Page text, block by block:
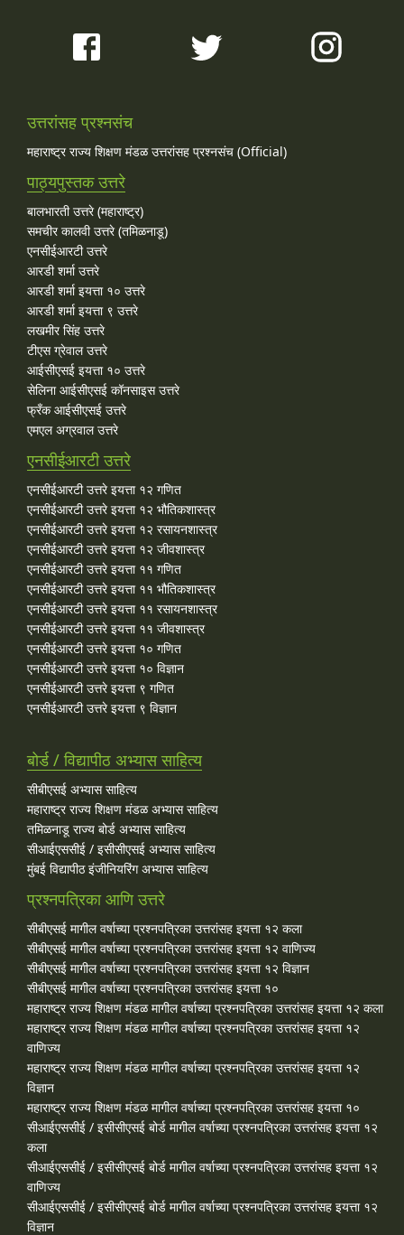
उत्तरांसह प्रश्नसंच
महाराष्ट्र राज्य शिक्षण मंडळ उत्तरांसह प्रश्नसंच (Official)
पाठ्यपुस्तक उत्तरे
बालभारती उत्तरे (महाराष्ट्र)
समचीर कालवी उत्तरे (तमिळनाडू)
एनसीईआरटी उत्तरे
आरडी शर्मा उत्तरे
आरडी शर्मा इयत्ता १० उत्तरे
आरडी शर्मा इयत्ता ९ उत्तरे
लखमीर सिंह उत्तरे
टीएस ग्रेवाल उत्तरे
आईसीएसई इयत्ता १० उत्तरे
सेलिना आईसीएसई कॉनसाइस उत्तरे
फ्रँक आईसीएसई उत्तरे
एमएल अग्रवाल उत्तरे
एनसीईआरटी उत्तरे
एनसीईआरटी उत्तरे इयत्ता १२ गणित
एनसीईआरटी उत्तरे इयत्ता १२ भौतिकशास्त्र
एनसीईआरटी उत्तरे इयत्ता १२ रसायनशास्त्र
एनसीईआरटी उत्तरे इयत्ता १२ जीवशास्त्र
एनसीईआरटी उत्तरे इयत्ता ११ गणित
एनसीईआरटी उत्तरे इयत्ता ११ भौतिकशास्त्र
एनसीईआरटी उत्तरे इयत्ता ११ रसायनशास्त्र
एनसीईआरटी उत्तरे इयत्ता ११ जीवशास्त्र
एनसीईआरटी उत्तरे इयत्ता १० गणित
एनसीईआरटी उत्तरे इयत्ता १० विज्ञान
एनसीईआरटी उत्तरे इयत्ता ९ गणित
एनसीईआरटी उत्तरे इयत्ता ९ विज्ञान
बोर्ड / विद्यापीठ अभ्यास साहित्य
सीबीएसई अभ्यास साहित्य
महाराष्ट्र राज्य शिक्षण मंडळ अभ्यास साहित्य
तमिळनाडू राज्य बोर्ड अभ्यास साहित्य
सीआईएससीई / इसीसीएसई अभ्यास साहित्य
मुंबई विद्यापीठ इंजीनियरिंग अभ्यास साहित्य
प्रश्नपत्रिका आणि उत्तरे
सीबीएसई मागील वर्षाच्या प्रश्‍नपत्रिका उत्तरांसह इयत्ता १२ कला
सीबीएसई मागील वर्षाच्या प्रश्‍नपत्रिका उत्तरांसह इयत्ता १२ वाणिज्य
सीबीएसई मागील वर्षाच्या प्रश्‍नपत्रिका उत्तरांसह इयत्ता १२ विज्ञान
सीबीएसई मागील वर्षाच्या प्रश्‍नपत्रिका उत्तरांसह इयत्ता १०
महाराष्ट्र राज्य शिक्षण मंडळ मागील वर्षाच्या प्रश्‍नपत्रिका उत्तरांसह इयत्ता १२ कला
महाराष्ट्र राज्य शिक्षण मंडळ मागील वर्षाच्या प्रश्‍नपत्रिका उत्तरांसह इयत्ता १२
वाणिज्य
महाराष्ट्र राज्य शिक्षण मंडळ मागील वर्षाच्या प्रश्‍नपत्रिका उत्तरांसह इयत्ता १२
विज्ञान
महाराष्ट्र राज्य शिक्षण मंडळ मागील वर्षाच्या प्रश्‍नपत्रिका उत्तरांसह इयत्ता १०
सीआईएससीई / इसीसीएसई बोर्ड मागील वर्षाच्या प्रश्‍नपत्रिका उत्तरांसह इयत्ता १२
कला
सीआईएससीई / इसीसीएसई बोर्ड मागील वर्षाच्या प्रश्‍नपत्रिका उत्तरांसह इयत्ता १२
वाणिज्य
सीआईएससीई / इसीसीएसई बोर्ड मागील वर्षाच्या प्रश्‍नपत्रिका उत्तरांसह इयत्ता १२
विज्ञान